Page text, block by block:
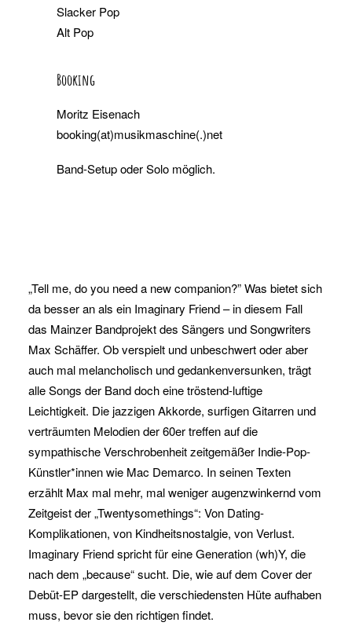
Slacker Pop
Alt Pop
Booking
Moritz Eisenach
booking(at)musikmaschine(.)net
Band-Setup oder Solo möglich.
„Tell me, do you need a new companion?” Was bietet sich
da besser an als ein Imaginary Friend – in diesem Fall
das Mainzer Bandprojekt des Sängers und Songwriters
Max Schäffer. Ob verspielt und unbeschwert oder aber
auch mal melancholisch und gedankenversunken, trägt
alle Songs der Band doch eine tröstend-luftige
Leichtigkeit. Die jazzigen Akkorde, surfigen Gitarren und
verträumten Melodien der 60er treffen auf die
sympathische Verschrobenheit zeitgemäßer Indie-Pop-
Künstler*innen wie Mac Demarco. In seinen Texten
erzählt Max mal mehr, mal weniger augenzwinkernd vom
Zeitgeist der „Twentysomethings“: Von Dating-
Komplikationen, von Kindheitsnostalgie, von Verlust.
Imaginary Friend spricht für eine Generation (wh)Y, die
nach dem „because“ sucht. Die, wie auf dem Cover der
Debüt-EP dargestellt, die verschiedensten Hüte aufhaben
muss, bevor sie den richtigen findet.